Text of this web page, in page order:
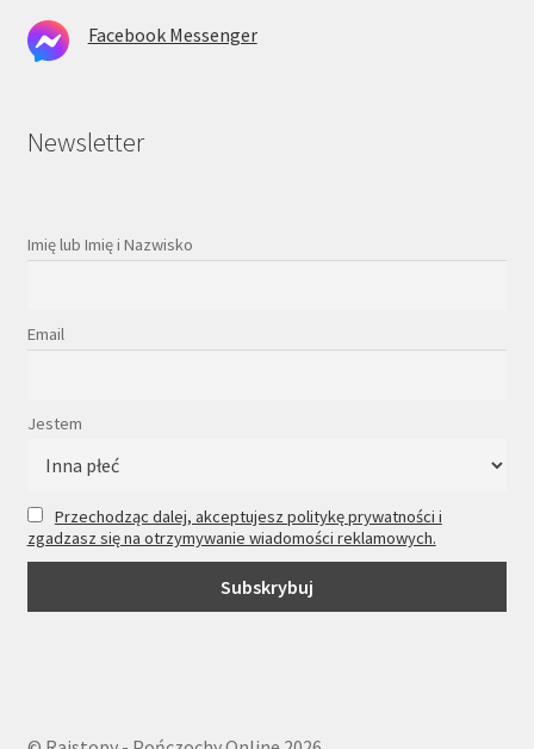
Facebook Messenger
Newsletter
Imię lub Imię i Nazwisko
Email
Jestem
Przechodząc dalej, akceptujesz politykę prywatności i
zgadzasz się na otrzymywanie wiadomości reklamowych.